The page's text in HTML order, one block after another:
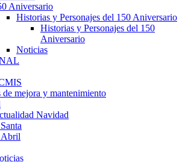
Aniversario
Historias y Personajes del 150 Aniversario
Historias y Personajes del 150
Aniversario
Noticias
de mejora y mantenimiento
Navidad
Abril